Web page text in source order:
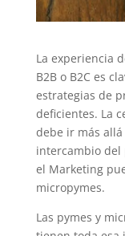
La experiencia
B2B o B2C es
estrategias de
deficientes. La
debe ir más
intercambio del
el Marketing
micropymes.
Las pymes y